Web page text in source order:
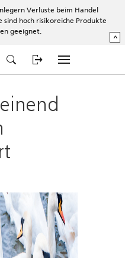
Verluste beim Handel
hoch risikoreiche Produkte
geeignet.
^